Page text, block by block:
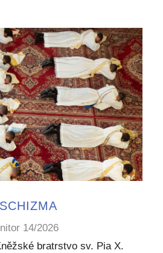
14/2026
bratrstvo sv. Pia X.